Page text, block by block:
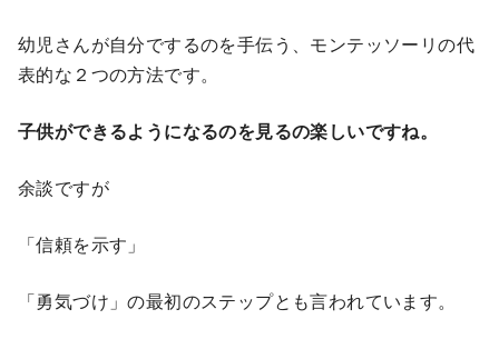
幼児さんが自分でするのを手伝う、モンテッソーリの代
表的な２つの方法です。
子供ができるようになるのを見るの楽しいですね。
余談ですが
「信頼を示す」
「勇気づけ」の最初のステップとも言われています。